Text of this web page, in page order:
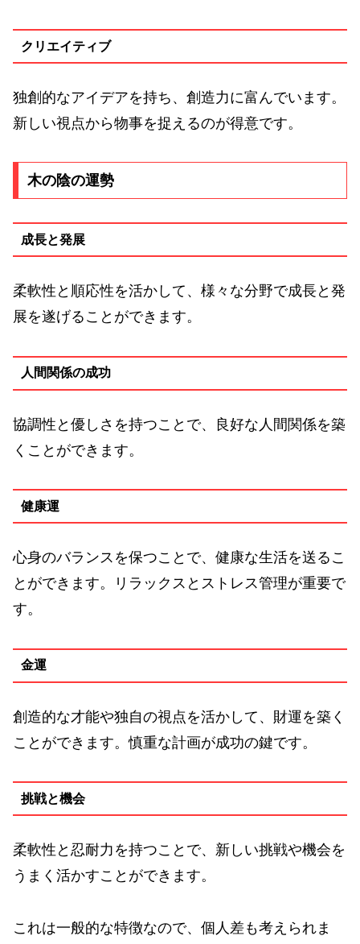
クリエイティブ
独創的なアイデアを持ち、創造力に富んでいます。
新しい視点から物事を捉えるのが得意です。
木の陰の運勢
成長と発展
柔軟性と順応性を活かして、様々な分野で成長と発
展を遂げることができます。
人間関係の成功
協調性と優しさを持つことで、良好な人間関係を築
くことができます。
健康運
心身のバランスを保つことで、健康な生活を送るこ
とができます。リラックスとストレス管理が重要で
す。
金運
創造的な才能や独自の視点を活かして、財運を築く
ことができます。慎重な計画が成功の鍵です。
挑戦と機会
柔軟性と忍耐力を持つことで、新しい挑戦や機会を
うまく活かすことができます。
これは一般的な特徴なので、個人差も考えられま